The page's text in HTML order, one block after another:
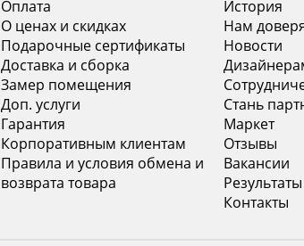
Оплата
О ценах и скидках
Подарочные сертификаты
Доставка и сборка
Замер помещения
Доп. услуги
Гарантия
Корпоративным клиентам
Правила и условия обмена и
возврата товара
История
Нам
Новости
Стань
Маркет
Отзывы
Вакансии
Контакты